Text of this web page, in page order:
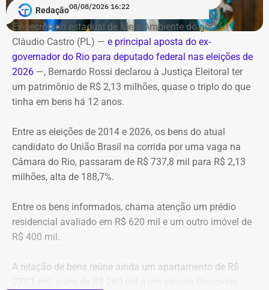
Data: domingo, 09 de agosto de 2026
Horário: 20h
Transmissão: Canal Band, BandNews FM e YouTube do
TEMPO REAL
Pré-hora: 19h, com cobertura especial pelo YouTube do
TEMPO REAL
Bombeiros, agentes especializados em combate a
incêndios florestais foram mobilizados e conseguiram
controlar o fogo.
A operação mobilizou cerca de 40 militares, 11 viaturas e
4 unidades operacionais.
Redação08/08/2026 16:22
Ex-secretário estadual de Meio Ambiente do gestão
Cláudio Castro (PL) — e principal aposta do ex-
governador do Rio para deputado federal nas eleições de
2026 —, Bernardo Rossi declarou à Justiça Eleitoral ter
um patrimônio de R$ 2,13 milhões, quase o triplo do que
tinha em bens há 12 anos.
Entre as eleições de 2014 e 2026, os bens do atual
candidato do União Brasil na corrida por uma vaga na
Câmara do Rio, passaram de R$ 737,8 mil para R$ 2,13
milhões, alta de 188,7%.
Entre os bens informados, chama atenção um prédio
residencial avaliado em R$ 620 mil e um outro imóvel de
R$ 400 mil.
A relação de bens reúne ainda um apartamento de R$